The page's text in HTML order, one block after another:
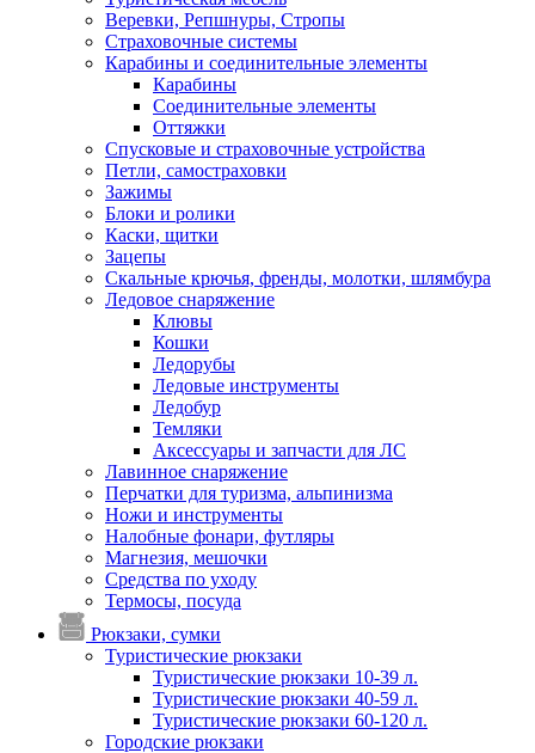
Веревки, Репшнуры, Стропы
Страховочные системы
Карабины и соединительные элементы
Карабины
Соединительные элементы
Оттяжки
Спусковые и страховочные устройства
Петли, самостраховки
Зажимы
Блоки и ролики
Каски, щитки
Зацепы
Скальные крючья, френды, молотки, шлямбура
Ледовое снаряжение
Клювы
Кошки
Ледорубы
Ледовые инструменты
Ледобур
Темляки
Аксессуары и запчасти для ЛС
Лавинное снаряжение
Перчатки для туризма, альпинизма
Ножи и инструменты
Налобные фонари, футляры
Магнезия, мешочки
Средства по уходу
Термосы, посуда
Рюкзаки, сумки
Туристические рюкзаки
Туристические рюкзаки 10-39 л.
Туристические рюкзаки 40-59 л.
Туристические рюкзаки 60-120 л.
Городские рюкзаки